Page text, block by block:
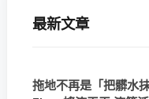
最新文章
拖地不再是「把髒水